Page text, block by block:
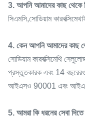
3. আপনি আমাদের কাছ থেকে
সিএমসি,সোডিয়াম
4. কেন আপনি আমাদের কাছ
সোডিয়াম কারবক্সিমেথি
প্রস্তুতকারক এবং 14 বছরেরও
আইএসও 90001 এবং
5. আমরা কি ধরনের সেবা দিতে